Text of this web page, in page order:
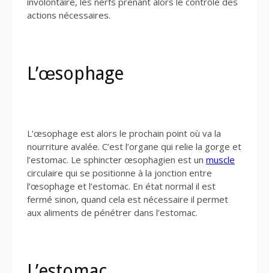
actions nécessaires.
L’œsophage
L’œsophage est alors le prochain point où va la
nourriture avalée. C’est l’organe qui relie la gorge et
l’estomac. Le sphincter œsophagien est un muscle
circulaire qui se positionne à la jonction entre
l’œsophage et l’estomac. En état normal il est
fermé sinon, quand cela est nécessaire il permet
aux aliments de pénétrer dans l’estomac.